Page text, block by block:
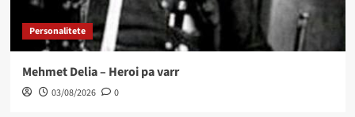
Personalitete
Mehmet Delia – Heroi pa varr
03/08/2026 0